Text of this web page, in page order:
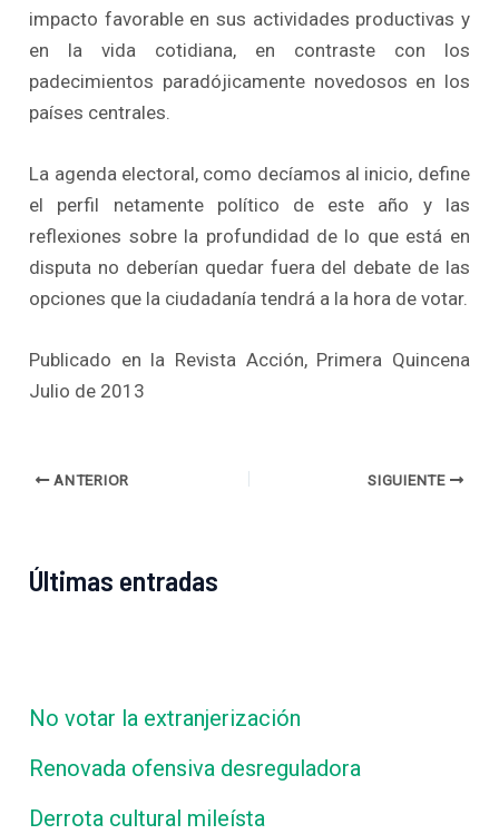
impacto favorable en sus actividades productivas y
en la vida cotidiana, en contraste con los
padecimientos paradójicamente novedosos en los
países centrales.
La agenda electoral, como decíamos al inicio, define
el perfil netamente político de este año y las
reflexiones sobre la profundidad de lo que está en
disputa no deberían quedar fuera del debate de las
opciones que la ciudadanía tendrá a la hora de votar.
Publicado en la Revista Acción, Primera Quincena
Julio de 2013
ANTERIOR SIGUIENTE
Últimas entradas
No votar la extranjerización
Renovada ofensiva desreguladora
Derrota cultural mileísta